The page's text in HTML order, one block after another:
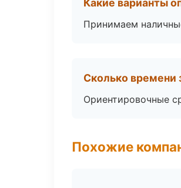
Какие варианты
Принимаем
Сколько времени
Ориентировочные
Похожие